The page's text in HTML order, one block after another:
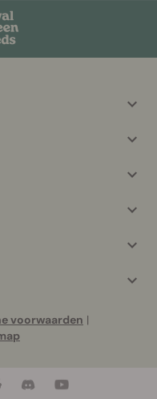
voorwaarden |